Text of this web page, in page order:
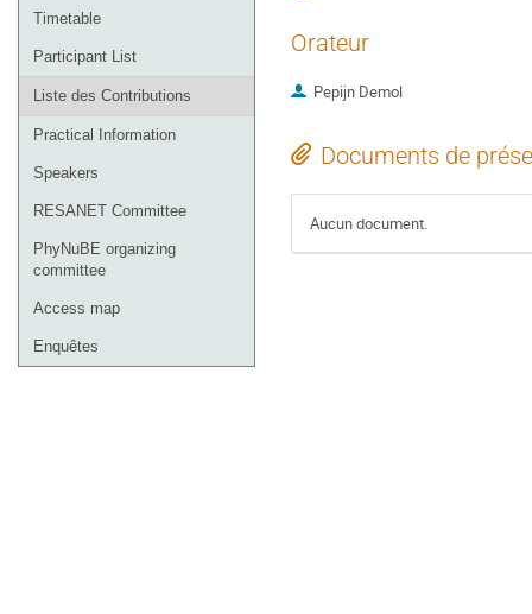
Timetable
Participant List
Liste des Contributions
Practical Information
Speakers
RESANET Committee
PhyNuBE organizing
committee
Access map
Enquêtes
Orateur
Pepijn Demol
Documents de
Aucun document.